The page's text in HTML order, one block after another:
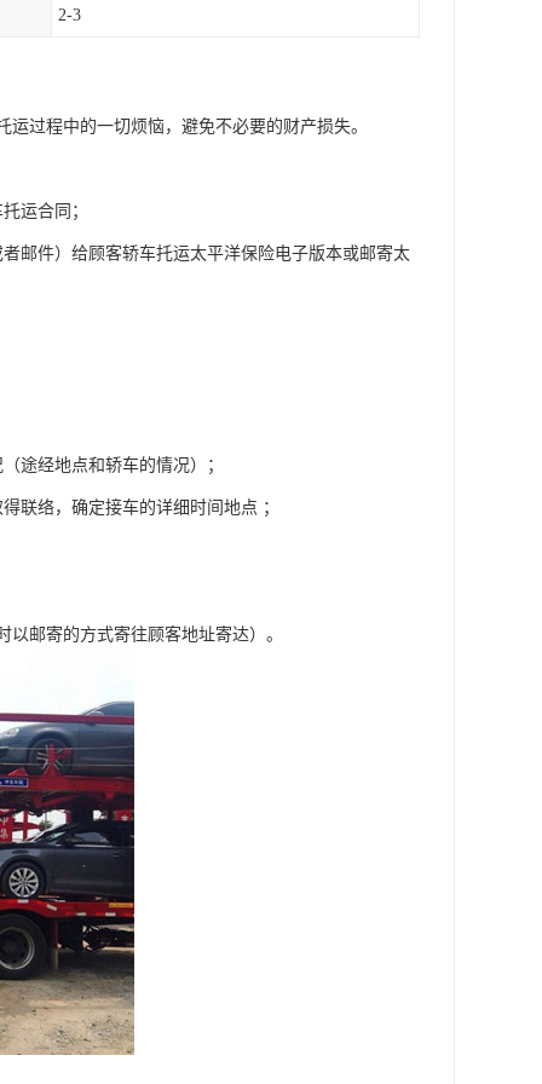
2-3
过程中的一切烦恼，避免不必要的财产损失。
运合同；
邮件）给顾客轿车托运太平洋保险电子版本或邮寄太
途经地点和轿车的情况）；
联络，确定接车的详细时间地点 ；
邮寄的方式寄往顾客地址寄达）。